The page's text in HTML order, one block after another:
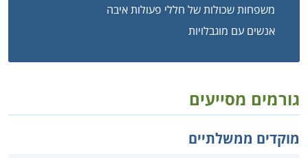
משפחות שכולות של חללי פעולות איבה
אנשים עם מוגבלויות
גורמים מסייעים
מוקדים ממשלתיים